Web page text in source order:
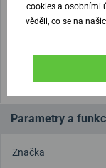
(U
Parametry a
Značka
cookies a osobními
věděli, co se na